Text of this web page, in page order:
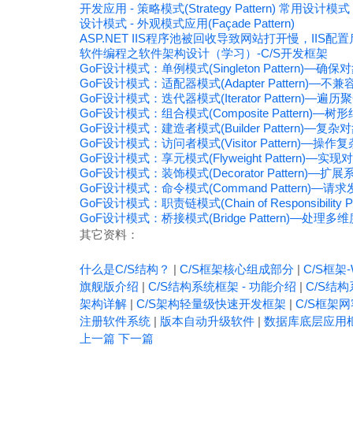
开发应用 - 策略模式(Strategy Pattern) 常用设计模式
设计模式 - 外观模式应用(Façade Pattern)
ASP.NET IIS程序池被回收导致网站打开慢，IIS配
软件编程之软件架构设计（学习）-C/S开发框架
GoF设计模式：单例模式(Singleton Pattern)—确保
GoF设计模式：适配器模式(Adapter Pattern)—不兼
GoF设计模式：迭代器模式(Iterator Pattern)—遍历
GoF设计模式：组合模式(Composite Pattern)—树形
GoF设计模式：建造者模式(Builder Pattern)—复杂
GoF设计模式：访问者模式(Visitor Pattern)—操作复
GoF设计模式：享元模式(Flyweight Pattern)—实现
GoF设计模式：装饰模式(Decorator Pattern)—扩展
GoF设计模式：命令模式(Command Pattern)—请求
GoF设计模式：职责链模式(Chain of Responsibility
GoF设计模式：桥接模式(Bridge Pattern)—处理多维
其它资料：
什么是C/S结构？ | C/S框架核心组成部分 | C/S框架
旗舰版介绍 | C/S结构系统框架 - 功能介绍 | C/S结构
架构详解 | C/S架构轻量级快速开发框架 | C/S框架
注册软件系统 | 版本自动升级软件 | 数据库底层应用
上一篇 下一篇